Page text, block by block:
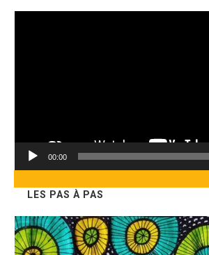
00:00
LES PAS À PAS